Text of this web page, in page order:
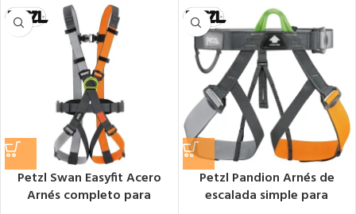
Petzl Swan Easyfit Acero
Arnés completo para
Petzl Pandion Arnés de
escalada simple para